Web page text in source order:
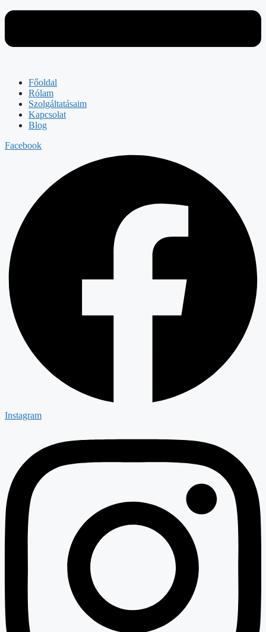
Főoldal
Rólam
Szolgáltatásaim
Kapcsolat
Blog
Facebook
Instagram